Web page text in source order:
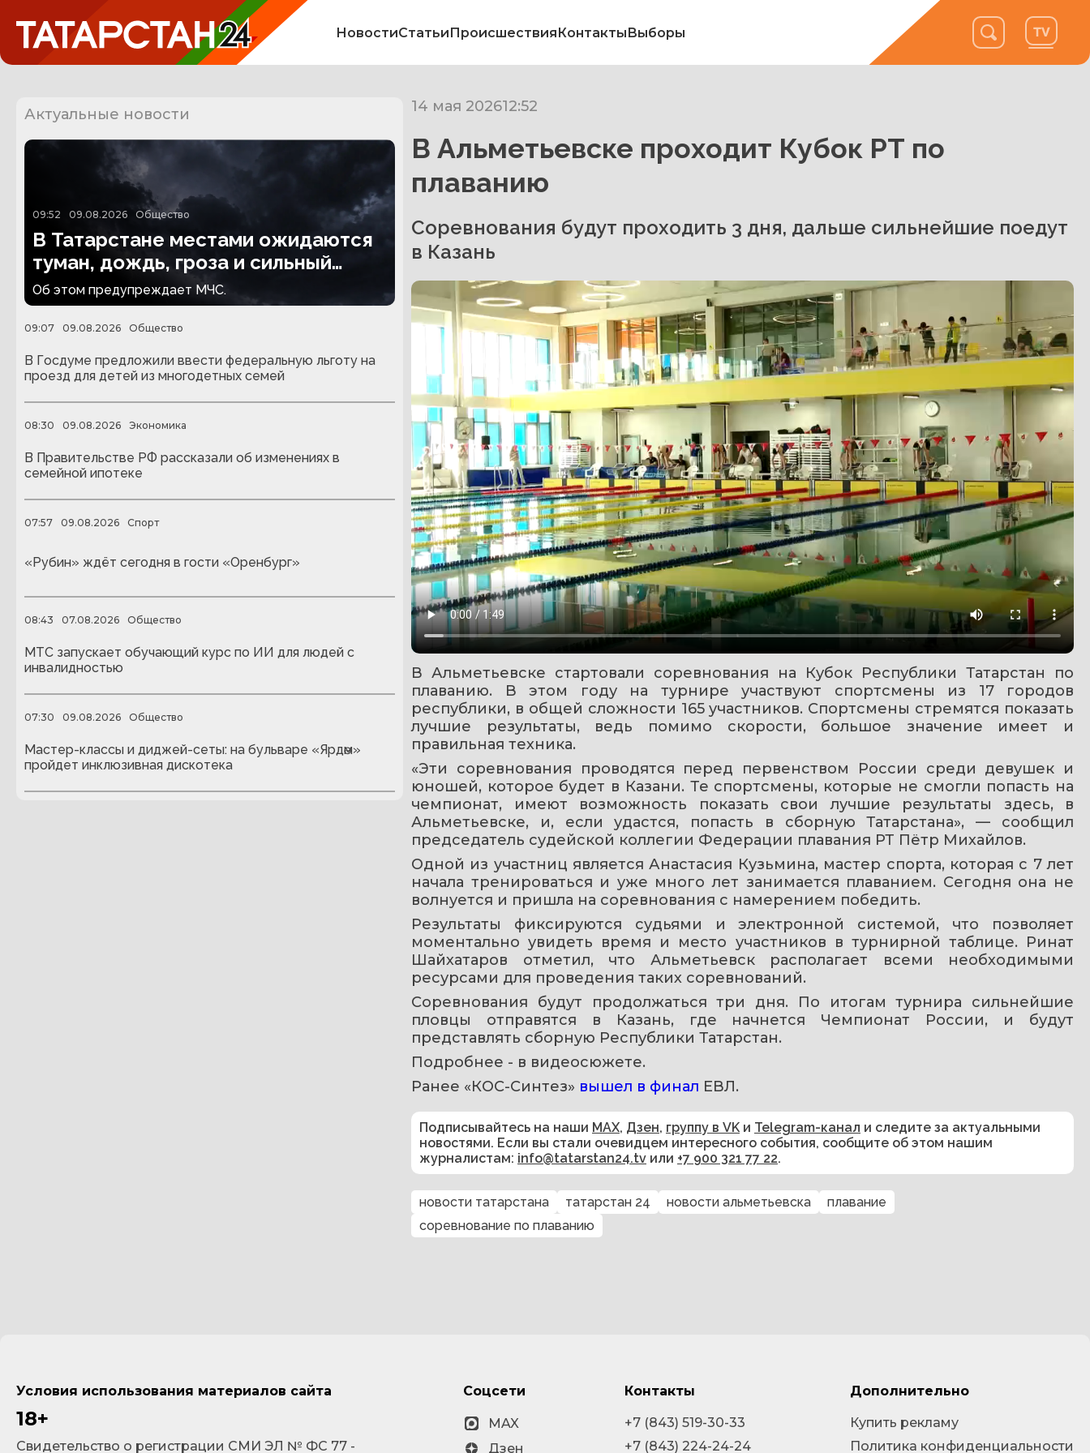
НовостиСтатьиПроисшествияКонтактыВыборы
Актуальные новости
09:52 09.08.2026 Общество
В Татарстане местами ожидаются
туман, дождь, гроза и сильный
ветер
Об этом предупреждает МЧС.
09:07 09.08.2026 Общество
В Госдуме предложили ввести федеральную льготу на
проезд для детей из многодетных семей
08:30 09.08.2026 Экономика
В Правительстве РФ рассказали об изменениях в
семейной ипотеке
07:57 09.08.2026 Спорт
«Рубин» ждёт сегодня в гости «Оренбург»
08:43 07.08.2026 Общество
МТС запускает обучающий курс по ИИ для людей с
инвалидностью
07:30 09.08.2026 Общество
Мастер-классы и диджей-сеты: на бульваре «Ярдәм»
пройдет инклюзивная дискотека
14 мая 202612:52
В Альметьевске проходит Кубок РТ по
плаванию
Соревнования будут проходить 3 дня, дальше сильнейшие поедут
в Казань
В Альметьевске стартовали соревнования на Кубок Республики Татарстан по
плаванию. В этом году на турнире участвуют спортсмены из 17 городов
республики, в общей сложности 165 участников. Спортсмены стремятся показать
лучшие результаты, ведь помимо скорости, большое значение имеет и
правильная техника.
«Эти соревнования проводятся перед первенством России среди девушек и
юношей, которое будет в Казани. Те спортсмены, которые не смогли попасть на
чемпионат, имеют возможность показать свои лучшие результаты здесь, в
Альметьевске, и, если удастся, попасть в сборную Татарстана», — сообщил
председатель судейской коллегии Федерации плавания РТ Пётр Михайлов.
Одной из участниц является Анастасия Кузьмина, мастер спорта, которая с 7 лет
начала тренироваться и уже много лет занимается плаванием. Сегодня она не
волнуется и пришла на соревнования с намерением победить.
Результаты фиксируются судьями и электронной системой, что позволяет
моментально увидеть время и место участников в турнирной таблице. Ринат
Шайхатаров отметил, что Альметьевск располагает всеми необходимыми
ресурсами для проведения таких соревнований.
Соревнования будут продолжаться три дня. По итогам турнира сильнейшие
пловцы отправятся в Казань, где начнется Чемпионат России, и будут
представлять сборную Республики Татарстан.
Подробнее - в видеосюжете.
Ранее «КОС-Синтез» вышел в финал ЕВЛ.
Подписывайтесь на наши MAX, Дзен, группу в VK и Telegram-канал и следите за актуальными
новостями. Если вы стали очевидцем интересного события, сообщите об этом нашим
журналистам: info@tatarstan24.tv или +7 900 321 77 22.
новости татарстана татарстан 24 новости альметьевска
плавание
соревнование по плаванию
Условия использования материалов сайта
18+
Cвидетельство о регистрации СМИ ЭЛ № ФС 77 -
Соцсети
MAX
Дзен
Контакты
+7 (843) 519-30-33
+7 (843) 224-24-24
Дополнительно
Купить рекламу
Политика конфиденциальности